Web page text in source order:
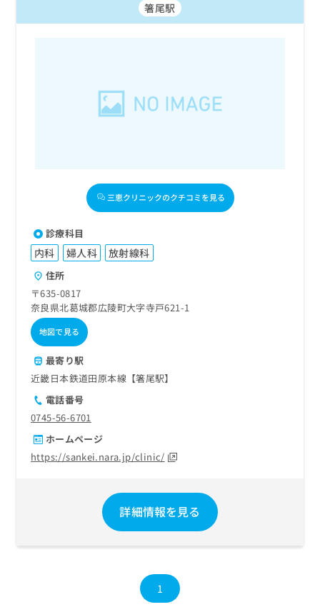
箸尾駅
三恵クリニックのクチコミを見る
診療科目
内科 婦人科 放射線科
住所
〒635-0817
奈良県北葛城郡広陵町大字寺戸621-1
地図で見る
最寄り駅
近畿日本鉄道田原本線【箸尾駅】
電話番号
0745-56-6701
ホームページ
https://sankei.nara.jp/clinic/
詳細情報を見る
1